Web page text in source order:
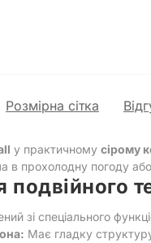
Розмірна сітка
у практичному сірому
в прохолодну погоду
подвійного
зі спеціального
Має гладку